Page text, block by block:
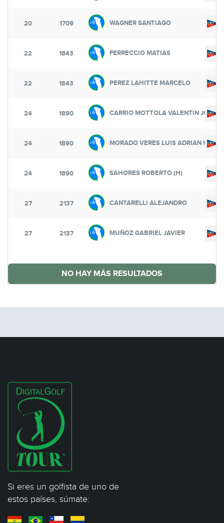
20 1709 WAGNER SANTIAGO
22 1843 FERRECCIO MATIAS
22 1843 PEREZ LAHITTE MARCELO
24 1890 CARRIO MOTTOLA VALENTIN JOSÉ
24 1890 MORADO VERES LUIS ADRIAN H
24 1890 SAHORES ROBERTO (H)
27 2137 CANTARELLI ALEJANDRO
27 2137 MUÑOZ GABRIEL JAVIER
NO HAY MÁS RESULTADOS
Si eres un golfista de uno de
estos países, súmate: